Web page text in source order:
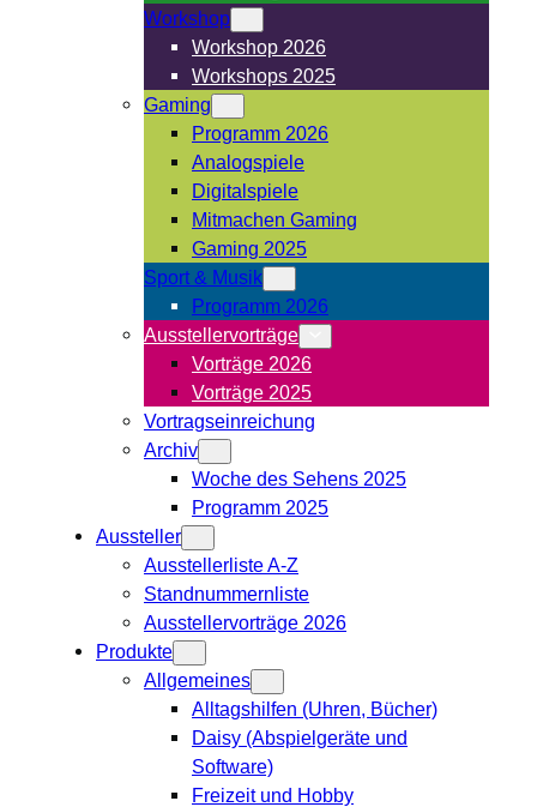
Workshop
Workshop 2026
Workshops 2025
Gaming
Programm 2026
Analogspiele
Digitalspiele
Mitmachen Gaming
Gaming 2025
Sport & Musik
Programm 2026
Ausstellervorträge
Vorträge 2026
Vorträge 2025
Vortragseinreichung
Archiv
Woche des Sehens 2025
Programm 2025
Aussteller
Ausstellerliste A-Z
Standnummernliste
Ausstellervorträge 2026
Produkte
Allgemeines
Alltagshilfen (Uhren, Bücher)
Daisy (Abspielgeräte und
Software)
Freizeit und Hobby